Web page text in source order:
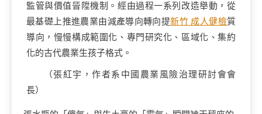
監管與價值晉陞機制。經由過程一系列改造舉動，從
最基礎上推進農業由減產導向轉向提新竹 成人健檢質
導向，慢慢構成範圍化、專門研究化、區域化、集約
化的古代農業生孩子格式。
（張紅宇，作者系中國農業風險治理研討會會
長）